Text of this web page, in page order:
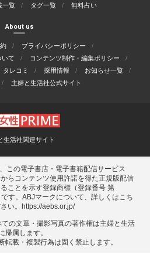
一覧 タグ一覧 無料占い
About us
プライバシーポリシー
いて
コンテンツ制作・編集ポリシー
タレコミ 採用情報
お知らせ一覧
主婦と生活社公式サイト
生活社関連サイト
この電子書店・電子書籍配信サービス
らコンテンツ使用許諾を得た正規版配信
ことを示す登録商標（登録番号 第
す。ABJマークについて、詳しくはこち
い。
https://aebs.or.jp/
の⽂章・撮影写真の著作権は主婦と⽣活
帰属します。
転載・複製⾏為は固く禁⽌します。